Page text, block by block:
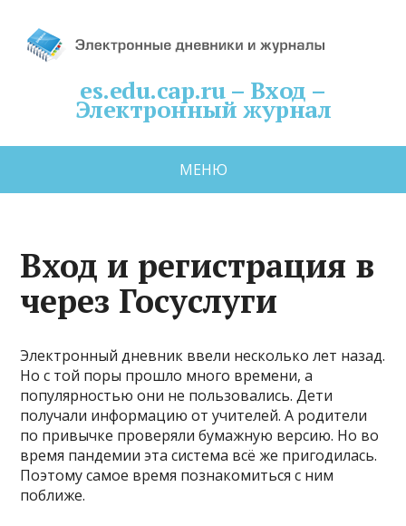
es.edu.cap.ru – Вход –
Электронный журнал
МЕНЮ
Вход и регистрация в
через Госуслуги
Электронный дневник ввели несколько лет назад.
Но с той поры прошло много времени, а
популярностью они не пользовались. Дети
получали информацию от учителей. А родители
по привычке проверяли бумажную версию. Но во
время пандемии эта система всё же пригодилась.
Поэтому самое время познакомиться с ним
поближе.